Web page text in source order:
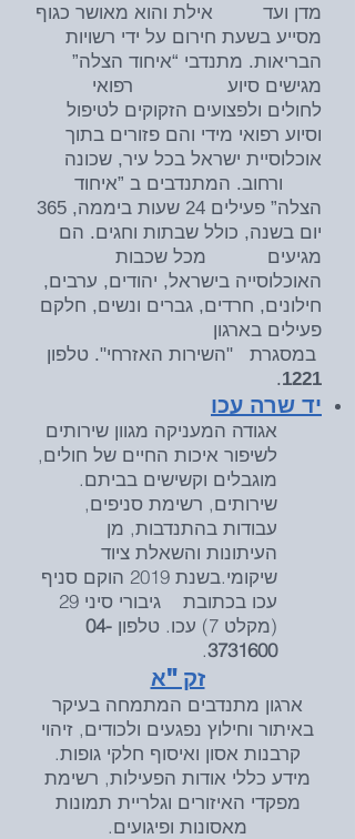
מדן ועד אילת והוא מאושר כגוף
מסייע בשעת חירום על ידי רשויות
הבריאות. מתנדבי “איחוד הצלה”
מגישים סיוע רפואי
לחולים ולפצועים הזקוקים לטיפול
וסיוע רפואי מידי והם פזורים בתוך
אוכלוסיית ישראל בכל עיר, שכונה
ורחוב. המתנדבים ב ”איחוד
הצלה” פעילים 24 שעות ביממה, 365
יום בשנה, כולל שבתות וחגים. הם
מגיעים מכל שכבות
האוכלוסייה בישראל, יהודים, ערבים,
חילונים, חרדים, גברים ונשים, חלקם
פעילים בארגון
במסגרת "השירות האזרחי". טלפון
1221
.
יד שרה עכו
אגודה המעניקה מגוון שירותים
לשיפור איכות החיים של חולים,
מוגבלים וקשישים בביתם.
שירותים, רשימת סניפים,
עבודות בהתנדבות, מן
העיתונות והשאלת ציוד
שיקומי.בשנת 2019 הוקם סניף
עכו בכתובת גיבורי סיני 29
(מקלט 7) עכו. טלפון
04-
3731600
.
זק"א
ארגון מתנדבים המתמחה בעיקר
באיתור וחילוץ נפגעים ולכודים, זיהוי
קרבנות אסון ואיסוף חלקי גופות.
מידע כללי אודות הפעילות, רשימת
מפקדי האיזורים וגלריית תמונות
מאסונות ופיגועים.